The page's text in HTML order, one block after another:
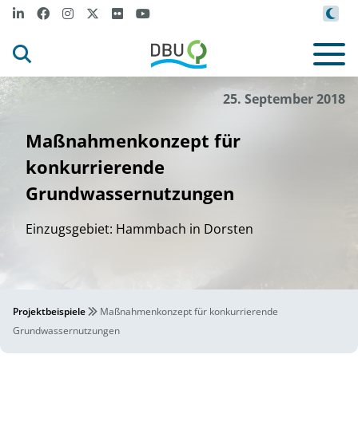
25. September 2018
Maßnahmenkonzept für
konkurrierende
Grundwassernutzungen
Einzugsgebiet: Hammbach in Dorsten
Projektbeispiele
Maßnahmenkonzept für konkurrierende
Grundwassernutzungen